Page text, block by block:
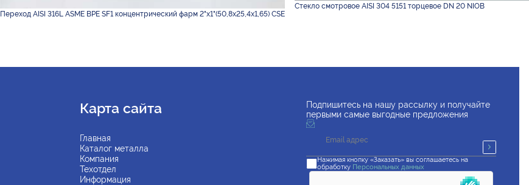
Переход AISI 316L ASME BPE SF1 концентрический фарм 2"х1"(50,8х25,4х1,65) CSE
Стекло смотровое AISI 304 5151 торцевое DN 20 NIOB
Подпишитесь на нашу рассылку и получайте
первыми самые выгодные предложения
Нажимая кнопку «Заказать» вы соглашаетесь на
обработку Персональных данных
Карта сайта
Главная
Каталог металла
Компания
Техотдел
Информация